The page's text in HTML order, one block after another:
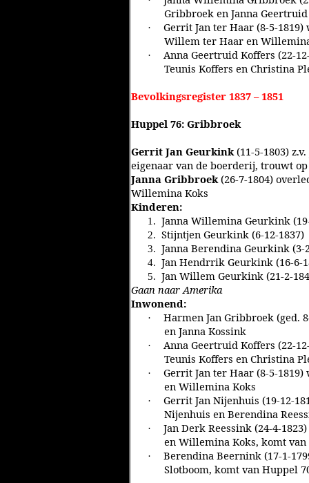
Gribbroek en Janna
·
Gerrit Jan ter Haar (8-5-1819)
Willem ter Haar en
·
Anna Geertruid Koffers (22-
Teunis Koffers en Christina
Bevolkingsregister 1837 – 1851
Huppel 76: Gribbroek
Gerrit Jan Geurkink(11-5-1803)
eigenaar van de boerderij, trouwt op
Janna Gribbroek(26-7-1804)
Willemina Koks
Kinderen:
1. Janna Willemina Geurkink
2. Stijntjen Geurkink (6-12-1837)
3. Janna Berendina Geurkink (3-
4. Jan Hendrrik Geurkink (16-6-
5. Jan Willem Geurkink (21-2-
Gaan naar Amerika
Inwonend:
·
Harmen Jan Gribbroek (ged.
en Janna Kossink
·
Anna Geertruid Koffers (22-
Teunis Koffers en Christina
·
Gerrit Jan ter Haar (8-5-
en Willemina Koks
·
Gerrit Jan Nijenhuis (19-12-
Nijenhuis en Berendina
·
Jan Derk Reessink (24-4-
en Willemina Koks, komt
·
Berendina Beernink (17-1-
Slotboom, komt van Huppel